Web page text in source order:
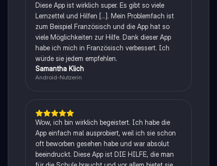
Diese App ist wirklich super. Es gibt so viele
Lernzettel und Hilfen [...]. Mein Problemfach ist
zum Beispiel Französisch und die App hat so
viele Möglichkeiten zur Hilfe. Dank dieser App
habe ich mich in Französisch verbessert. Ich
würde sie jedem empfehlen.
Samantha Klich
Android-Nutzerin
Wow, ich bin wirklich begeistert. Ich habe die
App einfach mal ausprobiert, weil ich sie schon
oft beworben gesehen habe und war absolut
beeindruckt. Diese App ist DIE HILFE, die man